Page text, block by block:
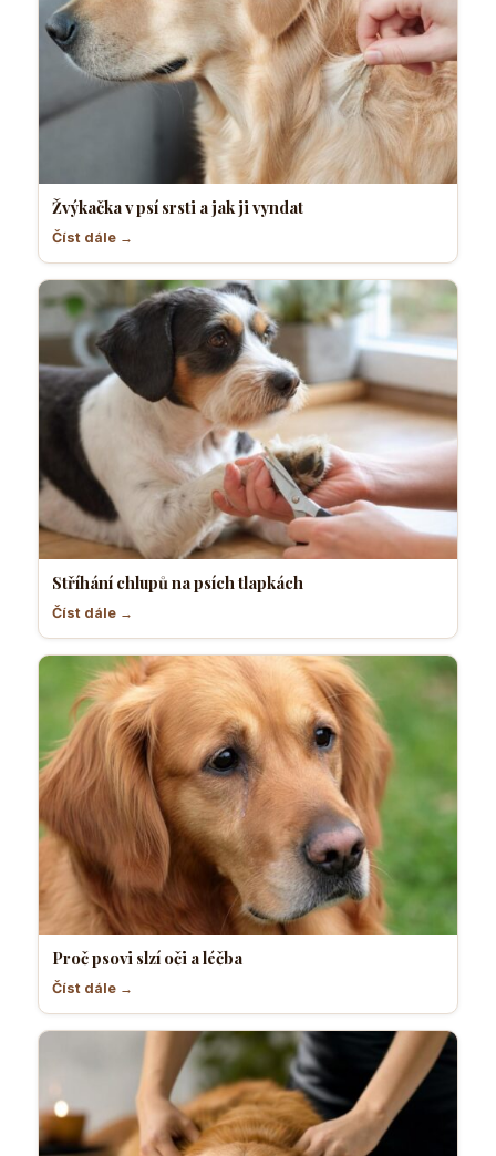
Žvýkačka v psí srsti a jak ji vyndat
Číst dále →
Stříhání chlupů na psích tlapkách
Číst dále →
Proč psovi slzí oči a léčba
Číst dále →